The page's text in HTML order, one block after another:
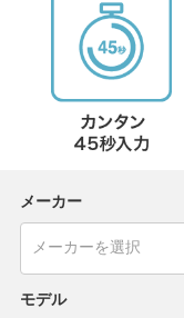
メーカー
モデル